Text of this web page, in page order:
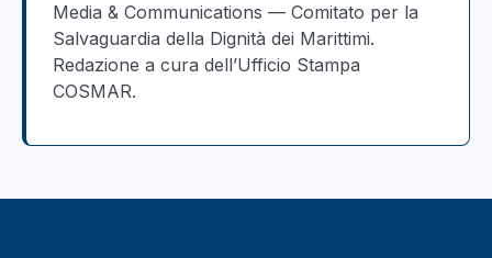
Media & Communications — Comitato per la
Salvaguardia della Dignità dei Marittimi.
Redazione a cura dell’Ufficio Stampa
COSMAR.